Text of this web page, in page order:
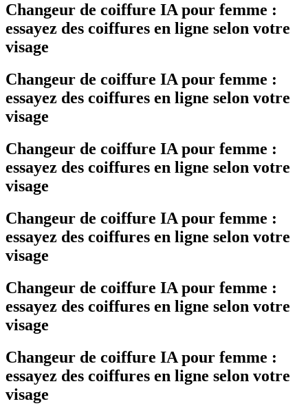
Changeur de coiffure IA pour femme :
essayez des coiffures en ligne selon votre
visage
Changeur de coiffure IA pour femme :
essayez des coiffures en ligne selon votre
visage
Changeur de coiffure IA pour femme :
essayez des coiffures en ligne selon votre
visage
Changeur de coiffure IA pour femme :
essayez des coiffures en ligne selon votre
visage
Changeur de coiffure IA pour femme :
essayez des coiffures en ligne selon votre
visage
Changeur de coiffure IA pour femme :
essayez des coiffures en ligne selon votre
visage